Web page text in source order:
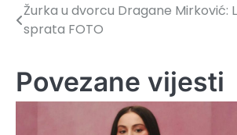
Navigacija
članaka
Žurka u dvorcu Dragane Mirković:
sprata FOTO
Povezane vijesti